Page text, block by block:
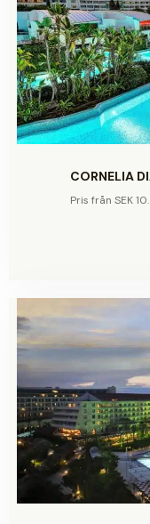
CORNELIA
Pris från SEK